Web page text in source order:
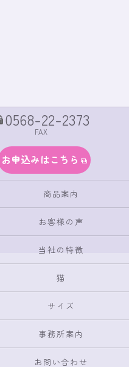
0568-22-2373
FAX
お申込みはこちら
商品案内
お客様の声
当社の特徴
猫
サイズ
事務所案内
お問い合わせ